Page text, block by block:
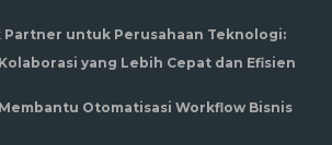
Partner untuk Perusahaan Teknologi:
yang Lebih Cepat dan Efisien
Otomatisasi Workflow Bisnis